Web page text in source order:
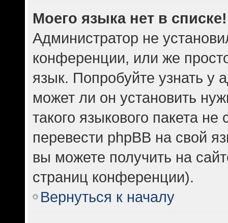
Моего языка нет в списке!
Администратор не
конференции, или же
язык. Попробуйте узнать у
может ли он установить
такого языкового пакета
перевести phpBB на свой
вы можете получить на
страниц конференции).
Вернуться к началу